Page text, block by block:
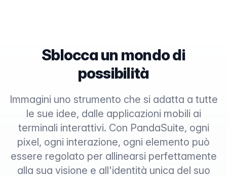
Sblocca un mondo di
possibilità
Immagini uno strumento che si adatta a tutte
le sue idee, dalle applicazioni mobili ai
terminali interattivi. Con PandaSuite, ogni
pixel, ogni interazione, ogni elemento può
essere regolato per allinearsi perfettamente
alla sua visione e all'identità unica del suo